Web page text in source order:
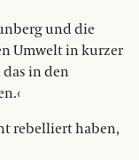
und die
Umwelt in kurzer
in den
rebelliert haben,